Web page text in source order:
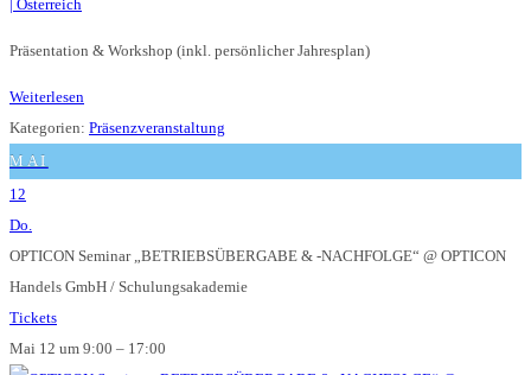
Präsentation & Workshop (inkl. persönlicher Jahresplan)
Weiterlesen
Kategorien: Präsenzveranstaltung
MAI
12
Do.
OPTICON Seminar „BETRIEBSÜBERGABE & -NACHFOLGE“ @ OPTICON
Handels GmbH / Schulungsakademie
Tickets
Mai 12 um 9:00 – 17:00